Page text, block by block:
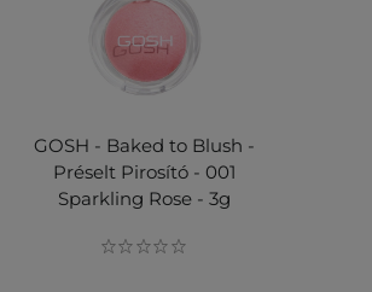
GOSH - Baked to Blush -
Préselt Pirosító - 001
Sparkling Rose - 3g